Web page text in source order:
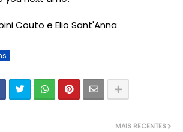
Couto e Elio Sant'Anna
MAIS RECENTES